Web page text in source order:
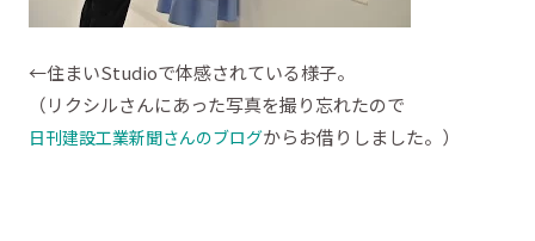
←住まいStudioで体感されている様子。
（リクシルさんにあった写真を撮り忘れたので
日刊建設工業新聞さんのブログからお借りしました。）